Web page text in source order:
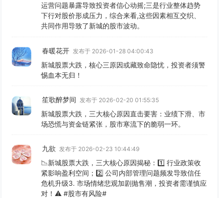
运营问题暴露导致投资者信心动摇;三是行业整体趋势
下行对股价形成压力，综合来看,这些因素相互交织、
共同作用导致了新城的股市波动。
春暖花开 发布于 2026-01-28 04:00:43
新城股票大跌，核心三原因或藏致命隐忧，投资者须警
惕血本无归！
笙歌醉梦间 发布于 2026-02-20 01:55:35
新城股票大跌，三大核心原因直击要害：业绩下滑、市
场恐慌与资金链紧张，股市寒流下的脆弱一环。
九欲 发布于 2026-02-23 10:44:49
📉新城股票大跌，三大核心原因揭秘：1️⃣ 行业政策收
紧影响盈利空间；2️⃣ 公司内部管理问题频发导致信任
危机升级3. 市场情绪悲观加剧抛售潮，投资者需谨慎应
对！⚠︎ #股市有风险#